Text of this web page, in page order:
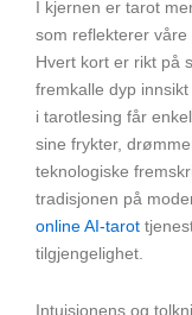
I kjernen er tarot
som reflekterer våre
Hvert kort er rikt på
fremkalle dyp
i tarotlesing får
sine frykter,
teknologiske
tradisjonen på
online AI-tarot
tilgjengelighet.
Intuisjonens og